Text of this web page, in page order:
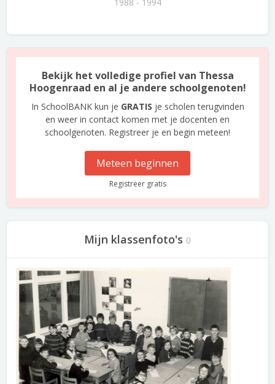
Bekijk het volledige profiel van Thessa
Hoogenraad en al je andere schoolgenoten!
In SchoolBANK kun je GRATIS je scholen terugvinden
en weer in contact komen met je docenten en
schoolgenoten. Registreer je en begin meteen!
Meteen beginnen
Registreer gratis
Mijn klassenfoto's 0